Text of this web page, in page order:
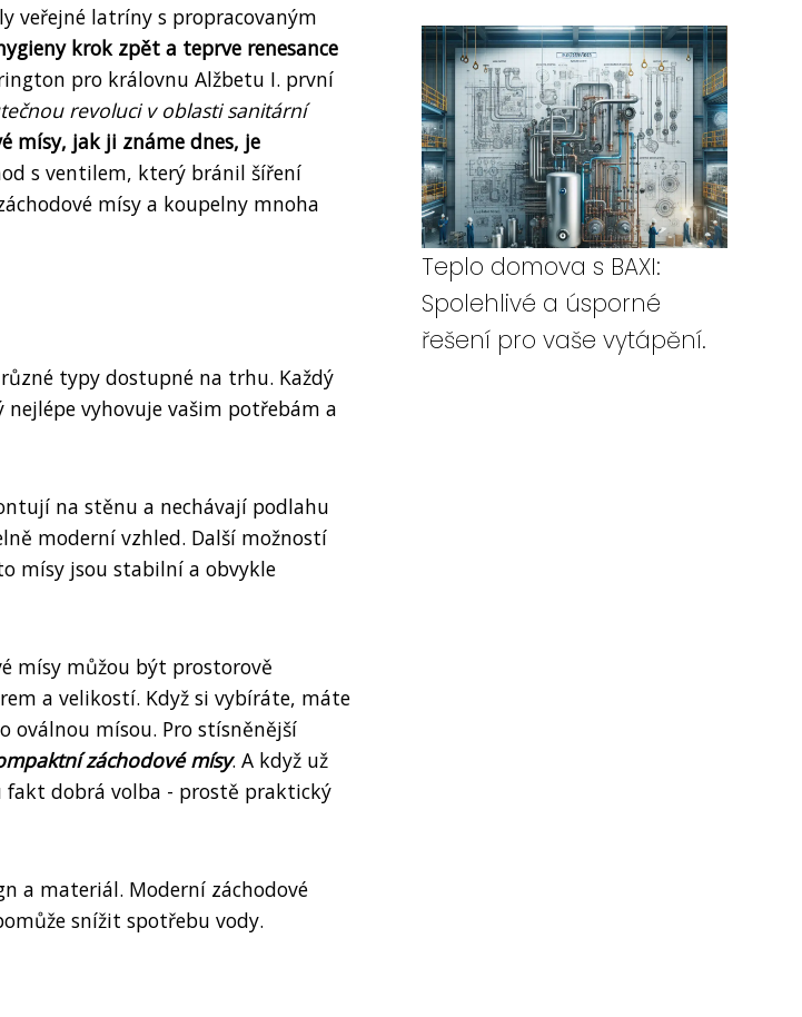
veřejné latríny s propracovaným
krok zpět a teprve renesance
pro královnu Alžbetu I. první
revoluci v oblasti sanitární
mísy, jak ji známe dnes, je
s ventilem, který bránil šíření
mísy a koupelny mnoha
typy dostupné na trhu. Každý
vyhovuje vašim potřebám a
na stěnu a nechávají podlahu
moderní vzhled. Další možností
mísy jsou stabilní a obvykle
mísy můžou být prostorově
a velikostí. Když si vybíráte, máte
oválnou mísou. Pro stísněnější
záchodové mísy. A když už
fakt dobrá volba - prostě praktický
a materiál. Moderní záchodové
snížit spotřebu vody.
Teplo domova s BAXI:
Spolehlivé a úsporné
řešení pro vaše vytápění.